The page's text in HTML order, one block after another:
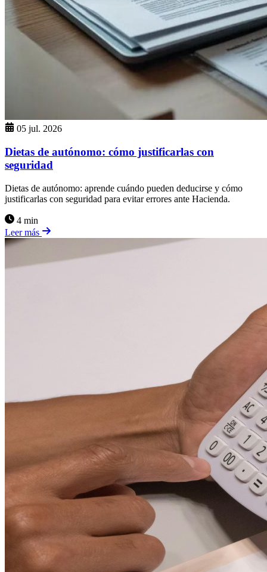
05 jul. 2026
Dietas de autónomo: cómo justificarlas con
seguridad
Dietas de autónomo: aprende cuándo pueden deducirse y cómo
justificarlas con seguridad para evitar errores ante Hacienda.
4 min
Leer más